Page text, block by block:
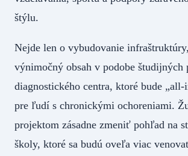
štýlu.
Nejde len o vybudovanie
výnimočný obsah v podobe študijných
diagnostického centra, ktoré bude „all-
pre ľudí s chronickými ochoreniami.
projektom zásadne zmeniť pohľad na
školy, ktoré sa budú oveľa viac